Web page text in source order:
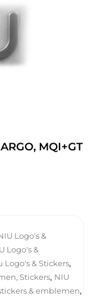
MQI+GT
Logo's &
Logo's &
Logo's & Stickers,
Stickers, NIU
& emblemen,